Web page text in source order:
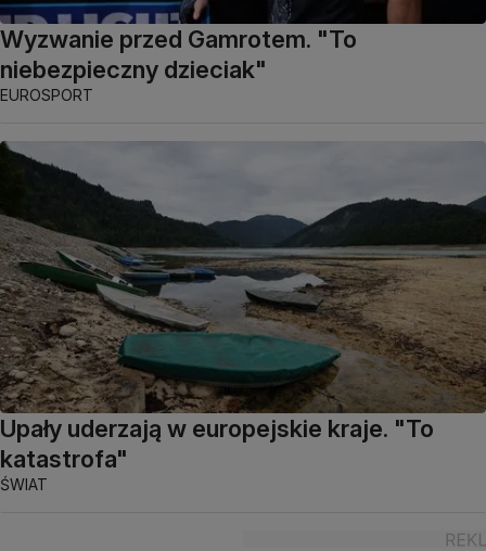
Wyzwanie przed Gamrotem. "To
niebezpieczny dzieciak"
EUROSPORT
Upały uderzają w europejskie kraje. "To
katastrofa"
ŚWIAT